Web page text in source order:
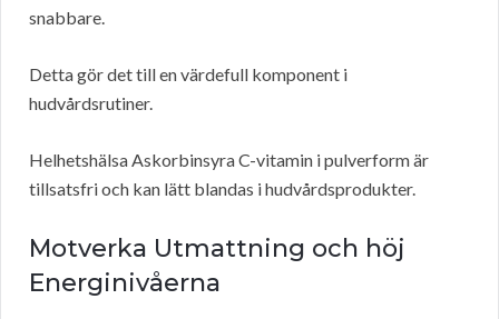
snabbare.
Detta gör det till en värdefull komponent i
hudvårdsrutiner.
Helhetshälsa Askorbinsyra C-vitamin i pulverform är
tillsatsfri och kan lätt blandas i hudvårdsprodukter.
Motverka Utmattning och höj
Energinivåerna